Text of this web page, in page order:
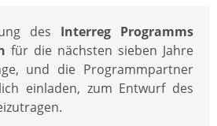
des Interreg Programms
für die nächsten sieben Jahre
und die Programmpartner
einladen, zum Entwurf des